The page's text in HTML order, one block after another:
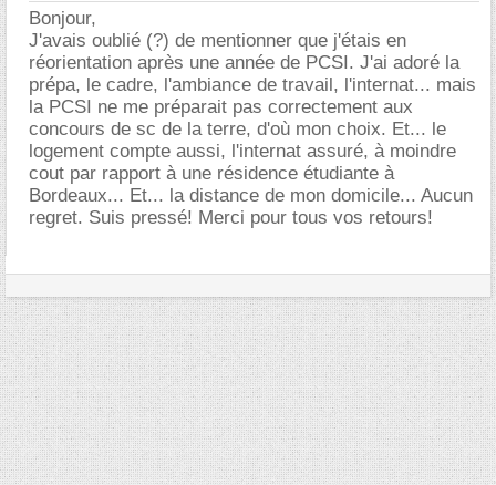
Bonjour,
J'avais oublié (?) de mentionner que j'étais en
réorientation après une année de PCSI. J'ai adoré la
prépa, le cadre, l'ambiance de travail, l'internat... mais
la PCSI ne me préparait pas correctement aux
concours de sc de la terre, d'où mon choix. Et... le
logement compte aussi, l'internat assuré, à moindre
cout par rapport à une résidence étudiante à
Bordeaux... Et... la distance de mon domicile... Aucun
regret. Suis pressé! Merci pour tous vos retours!